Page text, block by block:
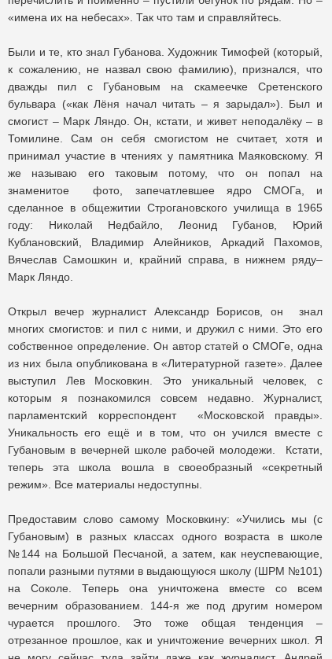
«имена их на небесах». Так что там и справляйтесь.
Были и те, кто знал Губанова. Художник Тимофей (который,
к сожалению, не назвал свою фамилию), признался, что
дважды пил с Губановым на скамеечке Сретенского
бульвара («как Лёня начал читать – я зарыдал»). Был и
смогист – Марк Ляндо. Он, кстати, и живет неподалёку – в
Томилине. Сам он себя смогистом не считает, хотя и
принимал участие в чтениях у памятника Маяковскому. Я
же называю его таковым потому, что он попал на
знаменитое фото, запечатлевшее ядро СМОГа, и
сделанное в общежитии Строгановского училища в 1965
году: Николай Недбайло, Леонид Губанов, Юрий
Кублановский, Владимир Алейников, Аркадий Пахомов,
Вячеслав Самошкин и, крайний справа, в нижнем ряду–
Марк Ляндо.
Открыл вечер журналист Александр Борисов, он знал
многих смогистов: и пил с ними, и дружил с ними. Это его
собственное определение. Он автор статей о СМОГе, одна
из них была опубликована в «Литературной газете». Далее
выступил Лев Московкин. Это уникальный человек, с
которым я познакомился совсем недавно. Журналист,
парламентский корреспондент «Московской правды».
Уникальность его ещё и в том, что он учился вместе с
Губановым в вечерней школе рабочей молодежи. Кстати,
теперь эта школа вошла в своеобразный «секретный
режим». Все материалы недоступны.
Предоставим слово самому Московкину: «Учились мы (с
Губановым) в разных классах одного возраста в школе
№144 на Большой Песчаной, а затем, как неуспевающие,
попали разными путями в выдающуюся школу (ШРМ №101)
на Соколе. Теперь она уничтожена вместе со всем
вечерним образованием. 144-я же под другим номером
чурается прошлого. Это тоже общая тенденция –
отрезанное прошлое, как и уничтожение вечерних школ. Я